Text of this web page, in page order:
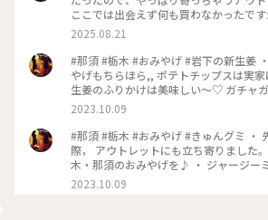
ここでは出会えず何も買わなかったで
アウトレット😊 散策してるだけでも楽しい✨️ 空いてい
っくり見れました😊 2025.7.30 #那須ガーデンアウトレット #
ゆるり夏時間
2025.08.21
#那須 #栃木 #おみやげ #岩下の新生姜
やげもちらほら,, ポテトチップスは実
生姜のふりかけは美味しい〜♡ ガチャ
まい， 楽しみました(´∀｀*)
2023.10.09
#那須 #栃木 #おみやげ #きゅんグミ ・
際， アウトレットにも立ち寄りました
木・那須のおみやげを♪ ・ ジャージー
クッキーを自宅用に購入。（お試しサイ
味しい♡また次回も購入です♪* 栃木限
2023.10.09